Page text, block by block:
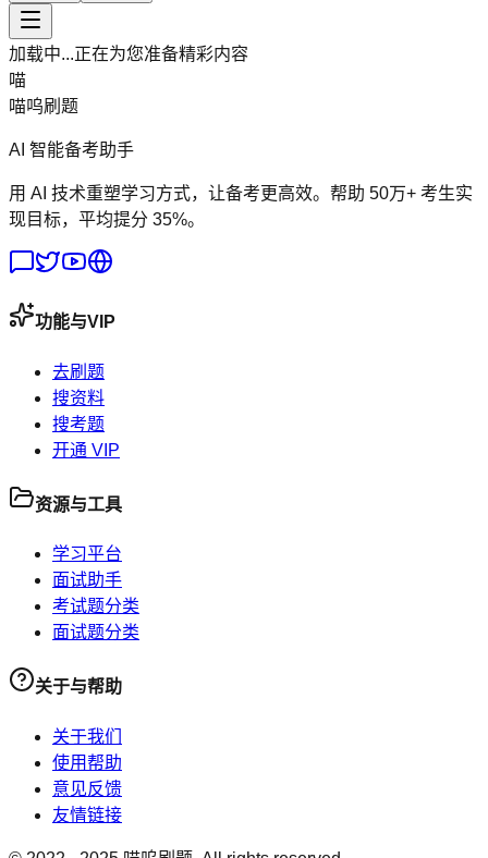
加载中...正在为您准备精彩内容
喵
喵呜刷题
AI 智能备考助手
用 AI 技术重塑学习方式，让备考更高效。帮助 50万+ 考生实
现目标，平均提分 35%。
功能与VIP
去刷题
搜资料
搜考题
开通 VIP
资源与工具
学习平台
面试助手
考试题分类
面试题分类
关于与帮助
关于我们
使用帮助
意见反馈
友情链接